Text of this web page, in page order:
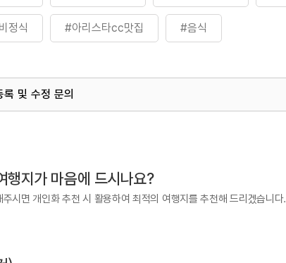
정식 #아리스타cc맛집 #음식
록 및 수정 문의
행지가 마음에 드시나요?
주시면 개인화 추천 시 활용하여 최적의 여행지를 추천해 드리겠습니다.